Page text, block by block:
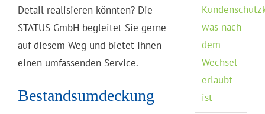
Detail realisieren könnten? Die
STATUS GmbH begleitet Sie gerne
auf diesem Weg und bietet Ihnen
einen umfassenden Service.
Bestandsumdeckung
was nach
dem
Wechsel
erlaubt
ist